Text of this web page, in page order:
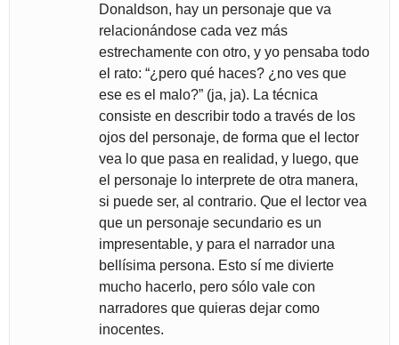
Donaldson, hay un personaje que va
relacionándose cada vez más
estrechamente con otro, y yo pensaba todo
el rato: “¿pero qué haces? ¿no ves que
ese es el malo?” (ja, ja). La técnica
consiste en describir todo a través de los
ojos del personaje, de forma que el lector
vea lo que pasa en realidad, y luego, que
el personaje lo interprete de otra manera,
si puede ser, al contrario. Que el lector vea
que un personaje secundario es un
impresentable, y para el narrador una
bellísima persona. Esto sí me divierte
mucho hacerlo, pero sólo vale con
narradores que quieras dejar como
inocentes.